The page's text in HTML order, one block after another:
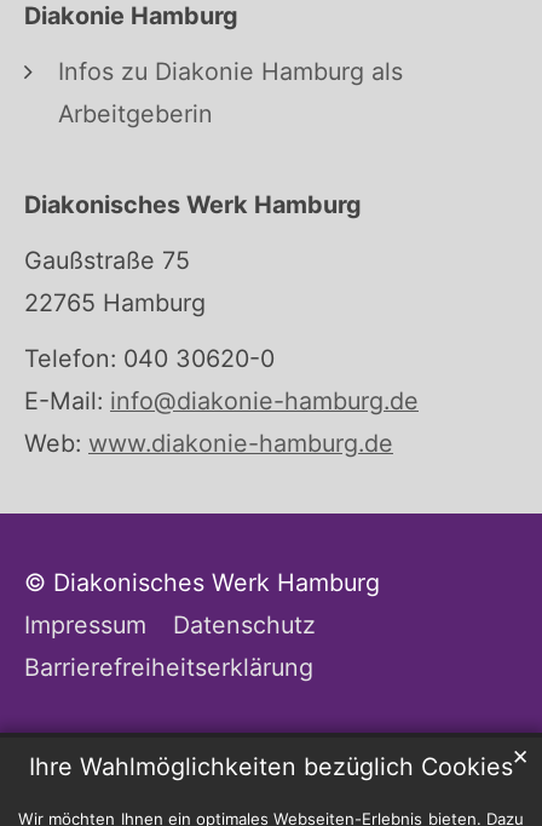
Ihre Wahlmöglichkeiten bezüglich Cookies
Wir möchten Ihnen ein optimales Webseiten-Erlebnis bieten. Dazu
✕
Diakonie Hamburg
Infos zu Diakonie Hamburg als
Arbeitgeberin
Diakonisches Werk Hamburg
Gaußstraße 75
22765 Hamburg
Telefon: 040 30620-0
E-Mail: info@diakonie-hamburg.de
Web: www.diakonie-hamburg.de
© Diakonisches Werk Hamburg
Impressum
Datenschutz
Barrierefreiheitserklärung